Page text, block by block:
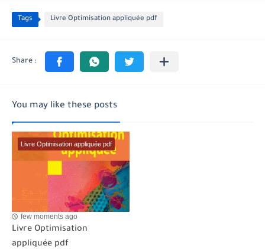
Tags Livre Optimisation appliquée pdf
You may like these posts
Livre Optimisation appliquée pdf
few moments ago
Livre Optimisation
appliquée pdf